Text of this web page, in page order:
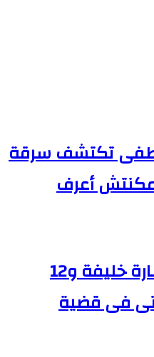
مصطفى تكتشف سرقة
مكنتش أعرف
إحالة أوراق المذيعة سارة خليفة و12
فى قضية